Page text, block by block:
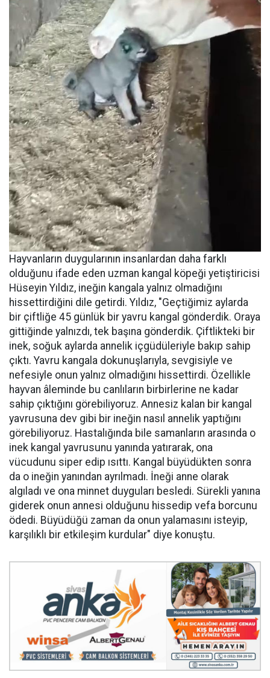
Hayvanların duygularının insanlardan daha farklı
olduğunu ifade eden uzman kangal köpeği yetiştiricisi
Hüseyin Yıldız, ineğin kangala yalnız olmadığını
hissettirdiğini dile getirdi. Yıldız, "Geçtiğimiz aylarda
bir çiftliğe 45 günlük bir yavru kangal gönderdik. Oraya
gittiğinde yalnızdı, tek başına gönderdik. Çiftlikteki bir
inek, soğuk aylarda annelik içgüdüleriyle bakıp sahip
çıktı. Yavru kangala dokunuşlarıyla, sevgisiyle ve
nefesiyle onun yalnız olmadığını hissettirdi. Özellikle
hayvan âleminde bu canlıların birbirlerine ne kadar
sahip çıktığını görebiliyoruz. Annesiz kalan bir kangal
yavrusuna dev gibi bir ineğin nasıl annelik yaptığını
görebiliyoruz. Hastalığında bile samanların arasında o
inek kangal yavrusunu yanında yatırarak, ona
vücudunu siper edip ısıttı. Kangal büyüdükten sonra
da o ineğin yanından ayrılmadı. İneği anne olarak
algıladı ve ona minnet duyguları besledi. Sürekli yanına
giderek onun annesi olduğunu hissedip vefa borcunu
ödedi. Büyüdüğü zaman da onun yalamasını isteyip,
karşılıklı bir etkileşim kurdular" diye konuştu.